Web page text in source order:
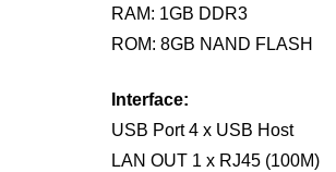
RAM: 1GB DDR3
ROM: 8GB NAND FLASH
Interface:
USB Port 4 x USB Host
LAN OUT 1 x RJ45 (100M)